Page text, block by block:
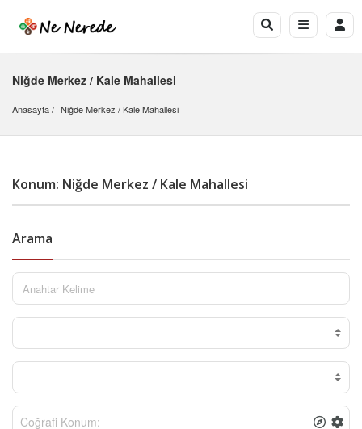
Niğde Merkez / Kale Mahallesi
Anasayfa Niğde Merkez / Kale Mahallesi
Konum: Niğde Merkez / Kale Mahallesi
Arama